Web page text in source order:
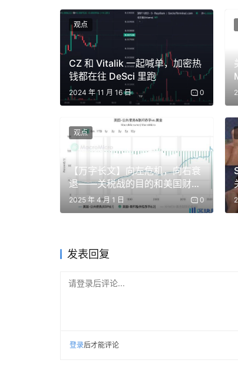
某种程度上，由于没有资产能够只跌不涨
新开始上涨，这是重新获得散户关注的前提
来的走势谁也说不准，地缘政治是影响所
第二件事是，目前的 AI 极具波动性。
你
伊朗逐渐缓和。如果你看 Polymarket 上
面和平协议的可能性超过了 50% 。因此
场可能在一段时间内仍将保持波动，特
IPO，由于散户终于有机会买到它们，这
度喜爱追涨杀跌的超高波动性叙事。
主持人：那么你对今年剩余时间的展望如
认为美股今年会有更多的波动性。
恢复。但我认为关键在于明年这些大型科
回波动性之王的头衔，才能成为对散户更
CZ 和 Vitalik 一起喊单，加密热
钱都在往 DeSci 里跑
2024 年 11 月 16 日 0
观点
【万字长文】向左危机，向右衰
退——关税战的目的和美国财政
赤字危机的两难境地
2025 年 4 月 1 日 0
观点
发表回复
请登录后评论...
登录后才能评论